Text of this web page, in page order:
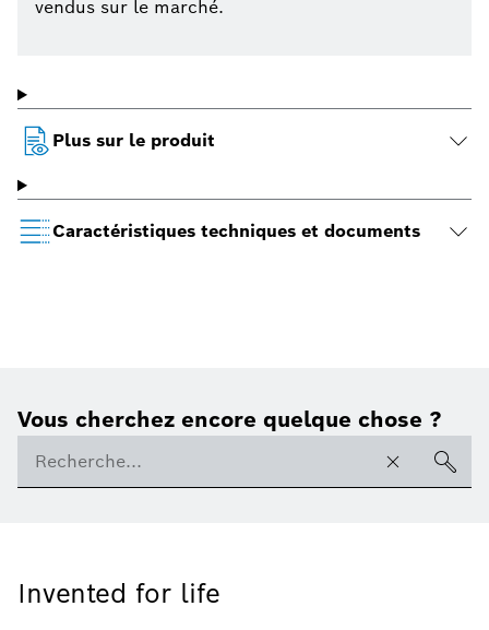
vendus sur le marché.
Plus sur le produit
Caractéristiques techniques et documents
Vous cherchez encore quelque chose ?
Invented for life